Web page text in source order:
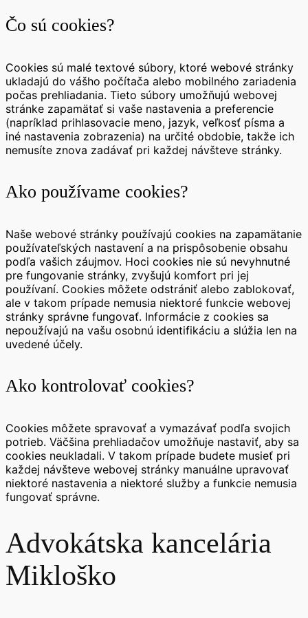
Čo sú cookies?
Cookies sú malé textové súbory, ktoré webové stránky
ukladajú do vášho počítača alebo mobilného zariadenia
počas prehliadania. Tieto súbory umožňujú webovej
stránke zapamätať si vaše nastavenia a preferencie
(napríklad prihlasovacie meno, jazyk, veľkosť písma a
iné nastavenia zobrazenia) na určité obdobie, takže ich
nemusíte znova zadávať pri každej návšteve stránky.
Ako používame cookies?
Naše webové stránky používajú cookies na zapamätanie
používateľských nastavení a na prispôsobenie obsahu
podľa vašich záujmov. Hoci cookies nie sú nevyhnutné
pre fungovanie stránky, zvyšujú komfort pri jej
používaní. Cookies môžete odstrániť alebo zablokovať,
ale v takom prípade nemusia niektoré funkcie webovej
stránky správne fungovať. Informácie z cookies sa
nepoužívajú na vašu osobnú identifikáciu a slúžia len na
uvedené účely.
Ako kontrolovať cookies?
Cookies môžete spravovať a vymazávať podľa svojich
potrieb. Väčšina prehliadačov umožňuje nastaviť, aby sa
cookies neukladali. V takom prípade budete musieť pri
každej návšteve webovej stránky manuálne upravovať
niektoré nastavenia a niektoré služby a funkcie nemusia
fungovať správne.
Advokátska kancelária
Mikloško